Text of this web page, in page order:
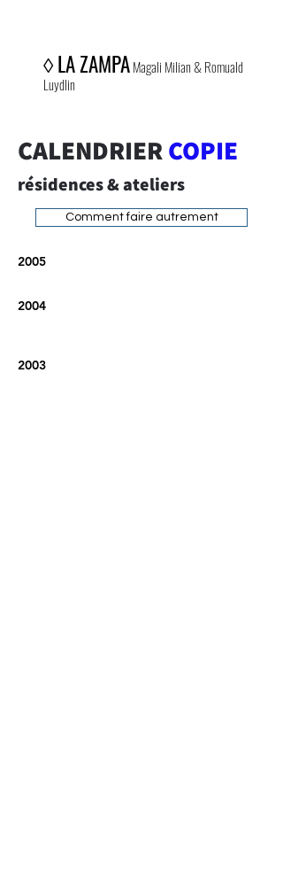
◊LA ZAMPAMagali Milian & Romuald
Luydlin
CALENDRIERCOPIE
résidences & ateliers
Comment faire autrement
2005
2004
2003